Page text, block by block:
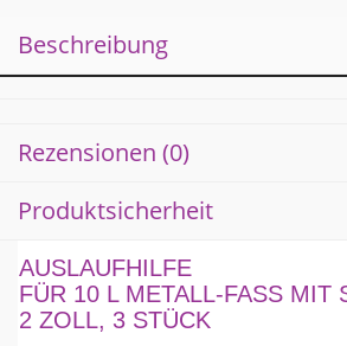
Fass
3
Beschreibung
Rezensionen (0)
Produktsicherheit
AUSLAUFHILFE
FÜR 10 L METALL-FASS MIT
2 ZOLL, 3 STÜCK